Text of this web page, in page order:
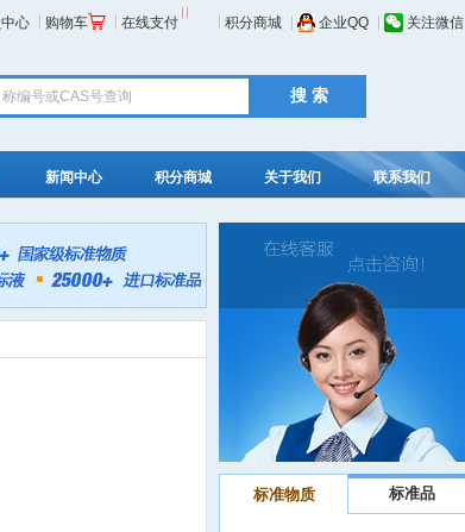
心 购物车 在线支付 积分商城 企业QQ 关注微信
新闻中心 积分商城 关于我们 联系我们
标准物质 标准品